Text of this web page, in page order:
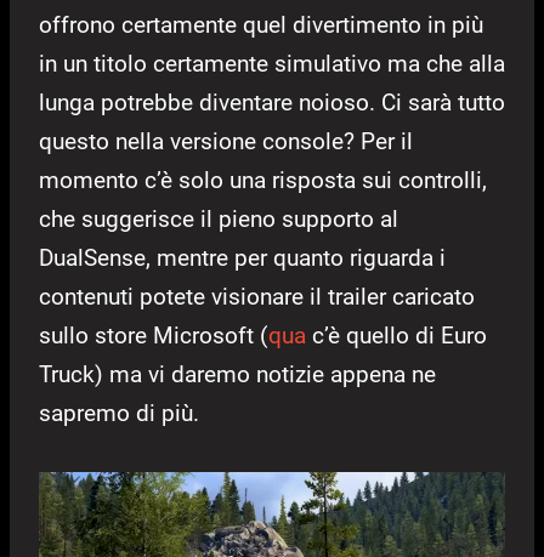
offrono certamente quel divertimento in più
in un titolo certamente simulativo ma che alla
lunga potrebbe diventare noioso. Ci sarà tutto
questo nella versione console? Per il
momento c’è solo una risposta sui controlli,
che suggerisce il pieno supporto al
DualSense, mentre per quanto riguarda i
contenuti potete visionare il trailer caricato
sullo store Microsoft (qua c’è quello di Euro
Truck) ma vi daremo notizie appena ne
sapremo di più.